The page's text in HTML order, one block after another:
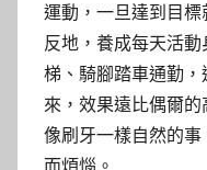
運動，一旦達到目
反地，養成每天活
梯、騎腳踏車通勤
來，效果遠比偶爾
像刷牙一樣自然的